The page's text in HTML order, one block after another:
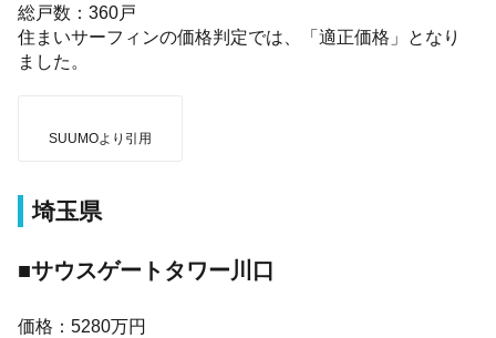
総戸数：360戸
住まいサーフィンの価格判定では、「適正価格」となり
ました。
SUUMOより引用
埼玉県
■サウスゲートタワー川口
価格：5280万円